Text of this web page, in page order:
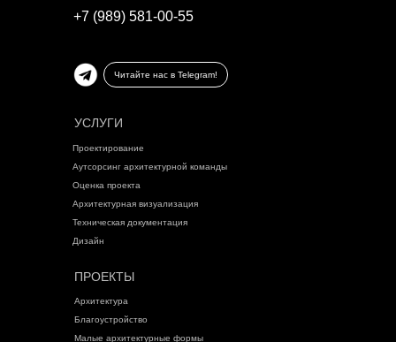
УСЛУГИ
ПРОЕКТЫ
Проектирование
Аутсорсинг архитектурной команды
Оценка проекта
Архитектурная визуализация
Техническая документация
Дизайн
Архитектура
Благоустройство
Малые архитектурные формы
+7 (989) 581-00-55
Читайте нас в Telegram!